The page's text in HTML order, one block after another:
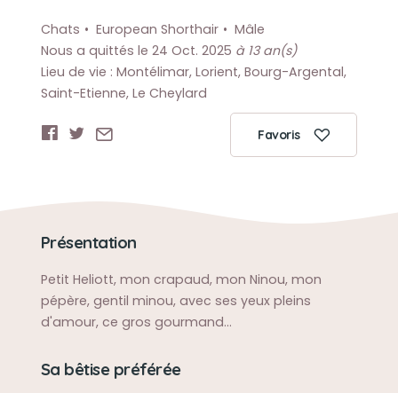
Chats European Shorthair
Mâle
Nous a quittés le 24 Oct. 2025 à 13 an(s)
Lieu de vie : Montélimar, Lorient, Bourg-Argental,
Saint-Etienne, Le Cheylard
Favoris
Présentation
Petit Heliott, mon crapaud, mon Ninou, mon
pépère, gentil minou, avec ses yeux pleins
d'amour, ce gros gourmand...
Sa bêtise préférée